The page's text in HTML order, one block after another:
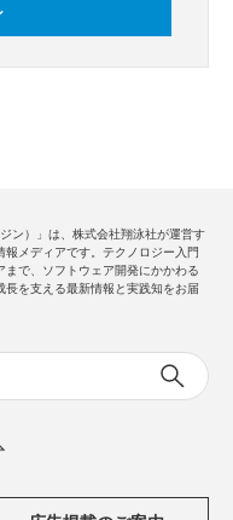
ン）」は、株式会社翔泳社が運営す
報メディアです。テクノロジー入門
で、ソフトウェア開発にかかわる
長を支える最新情報と実践知をお届